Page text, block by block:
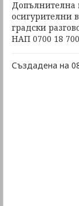
Допълнителна
осигурителни
градски
НАП 0700 18
Създадена на